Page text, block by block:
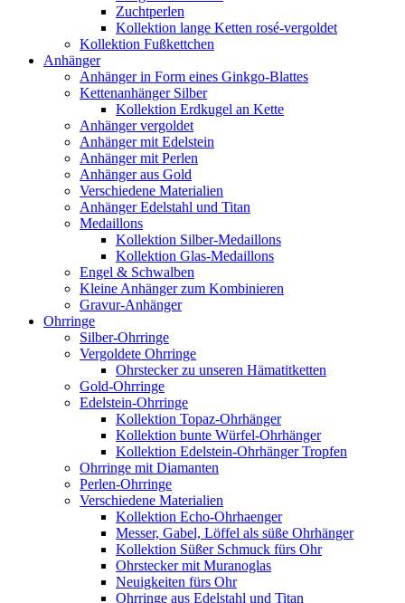
Zuchtperlen
Kollektion lange Ketten rosé-vergoldet
Kollektion Fußkettchen
Anhänger
Anhänger in Form eines Ginkgo-Blattes
Kettenanhänger Silber
Kollektion Erdkugel an Kette
Anhänger vergoldet
Anhänger mit Edelstein
Anhänger mit Perlen
Anhänger aus Gold
Verschiedene Materialien
Anhänger Edelstahl und Titan
Medaillons
Kollektion Silber-Medaillons
Kollektion Glas-Medaillons
Engel & Schwalben
Kleine Anhänger zum Kombinieren
Gravur-Anhänger
Ohrringe
Silber-Ohrringe
Vergoldete Ohrringe
Ohrstecker zu unseren Hämatitketten
Gold-Ohrringe
Edelstein-Ohrringe
Kollektion Topaz-Ohrhänger
Kollektion bunte Würfel-Ohrhänger
Kollektion Edelstein-Ohrhänger Tropfen
Ohrringe mit Diamanten
Perlen-Ohrringe
Verschiedene Materialien
Kollektion Echo-Ohrhaenger
Messer, Gabel, Löffel als süße Ohrhänger
Kollektion Süßer Schmuck fürs Ohr
Ohrstecker mit Muranoglas
Neuigkeiten fürs Ohr
Ohrringe aus Edelstahl und Titan